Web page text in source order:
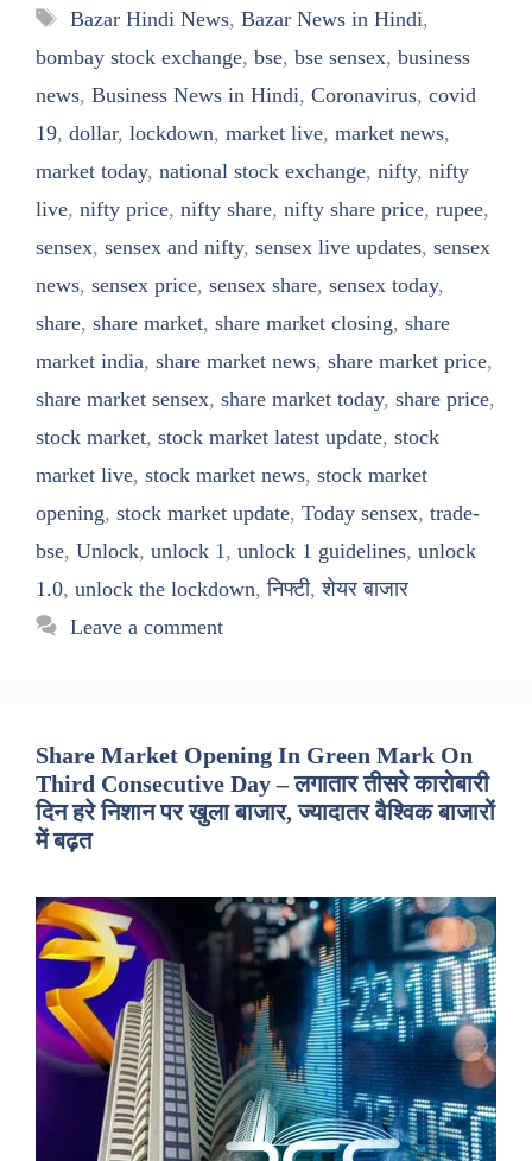
Tags
Bazar Hindi News, Bazar News in Hindi,
bombay stock exchange, bse, bse sensex, business
news, Business News in Hindi, Coronavirus, covid
19, dollar, lockdown, market live, market news,
market today, national stock exchange, nifty, nifty
live, nifty price, nifty share, nifty share price, rupee,
sensex, sensex and nifty, sensex live updates, sensex
news, sensex price, sensex share, sensex today,
share, share market, share market closing, share
market india, share market news, share market price,
share market sensex, share market today, share price,
stock market, stock market latest update, stock
market live, stock market news, stock market
opening, stock market update, Today sensex, trade-
bse, Unlock, unlock 1 , unlock 1 guidelines, unlock
1.0, unlock the lockdown,निफ्टी,शेयर बाजार
Leave a comment
Share Market Opening In Green Mark On
Third Consecutive Day – लगातार तीसरे कारोबारी
दिन हरे निशान पर खुला बाजार, ज्यादातर वैश्विक बाजारों
में बढ़त